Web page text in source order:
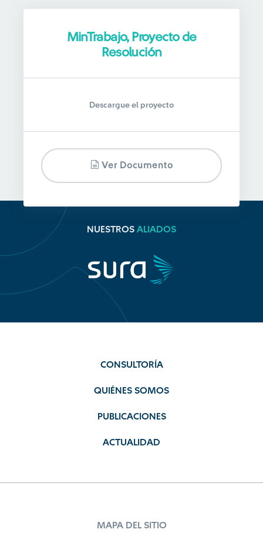
MinTrabajo, Proyecto de
Resolución
Descargue el proyecto
Ver Documento
NUESTROS ALIADOS
CONSULTORÍA
QUIÉNES SOMOS
PUBLICACIONES
ACTUALIDAD
MAPA DEL SITIO